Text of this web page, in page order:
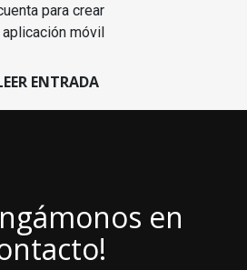
para crear
aplicación móvil
ENTRADA
en